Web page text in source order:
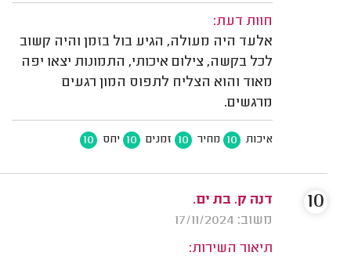
חוות דעת:
אלעד היה מעולה, הגיע בול בזמן והיה קשוב
לכל בקשה, צילום איכותי, התמונות יצאו יפה
מאוד והוא הצליח לתפוס המון רגעים
מרגשים.
איכות 10 מחיר 10 זמנים 10 יחס 10
דנה ק. בת ים.
משוב: 17/11/2024
תיאור השירות:
10